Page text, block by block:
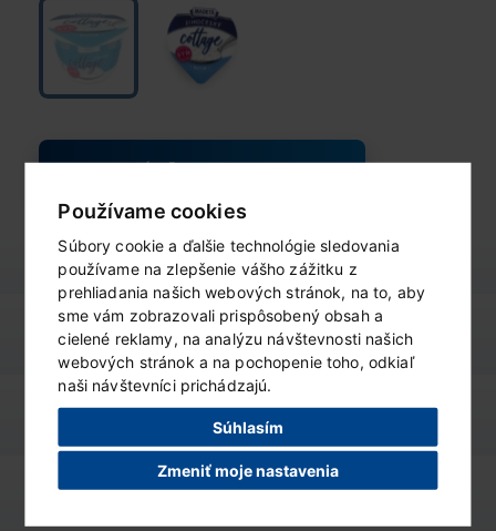
Používame cookies
Súbory cookie a ďalšie technológie sledovania
používame na zlepšenie vášho zážitku z
prehliadania našich webových stránok, na to, aby
sme vám zobrazovali prispôsobený obsah a
cielené reklamy, na analýzu návštevnosti našich
webových stránok a na pochopenie toho, odkiaľ
naši návštevníci prichádzajú.
Súhlasím
Zmeniť moje nastavenia
výživové údaje ZOBRAZIŤ
varianty produktu
podobné produkty